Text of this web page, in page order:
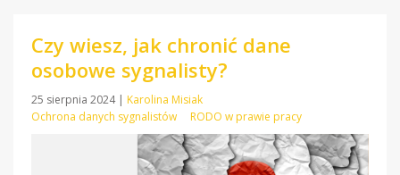
Czy wiesz, jak chronić dane
osobowe sygnalisty?
25 sierpnia 2024 | Karolina Misiak
Ochrona danych sygnalistów
RODO w prawie pracy